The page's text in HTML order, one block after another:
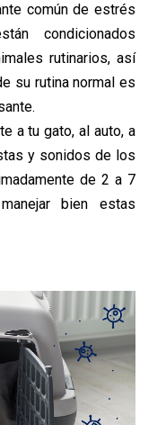
común de estrés
condicionados
rutinarios, así
su rutina normal es
a tu gato, al auto, a
y sonidos de los
de 2 a 7
bien estas